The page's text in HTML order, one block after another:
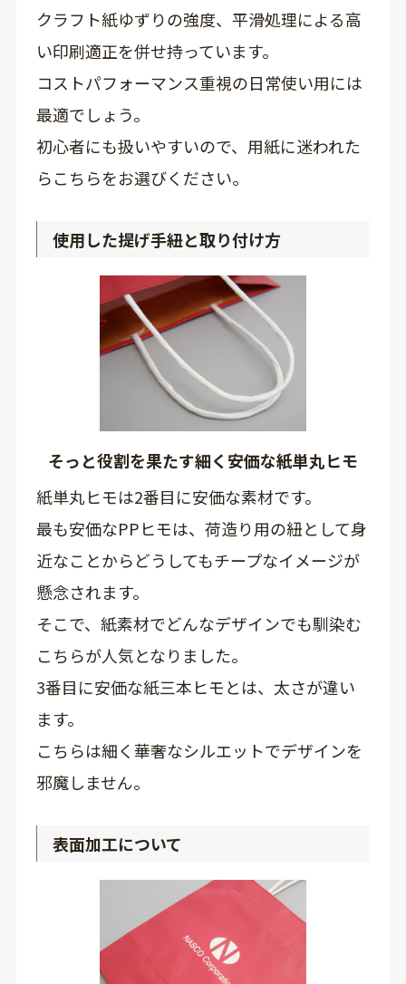
クラフト紙ゆずりの強度、平滑処理による高
い印刷適正を併せ持っています。
コストパフォーマンス重視の日常使い用には
最適でしょう。
初心者にも扱いやすいので、用紙に迷われた
らこちらをお選びください。
使用した提げ手紐と取り付け方
そっと役割を果たす細く安価な紙単丸ヒモ
紙単丸ヒモは2番目に安価な素材です。
最も安価なPPヒモは、荷造り用の紐として身
近なことからどうしてもチープなイメージが
懸念されます。
そこで、紙素材でどんなデザインでも馴染む
こちらが人気となりました。
3番目に安価な紙三本ヒモとは、太さが違い
ます。
こちらは細く華奢なシルエットでデザインを
邪魔しません。
表面加工について